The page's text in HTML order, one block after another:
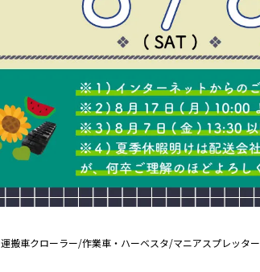
運搬車クローラー/作業車・ハーベスタ/マニアスプレッター